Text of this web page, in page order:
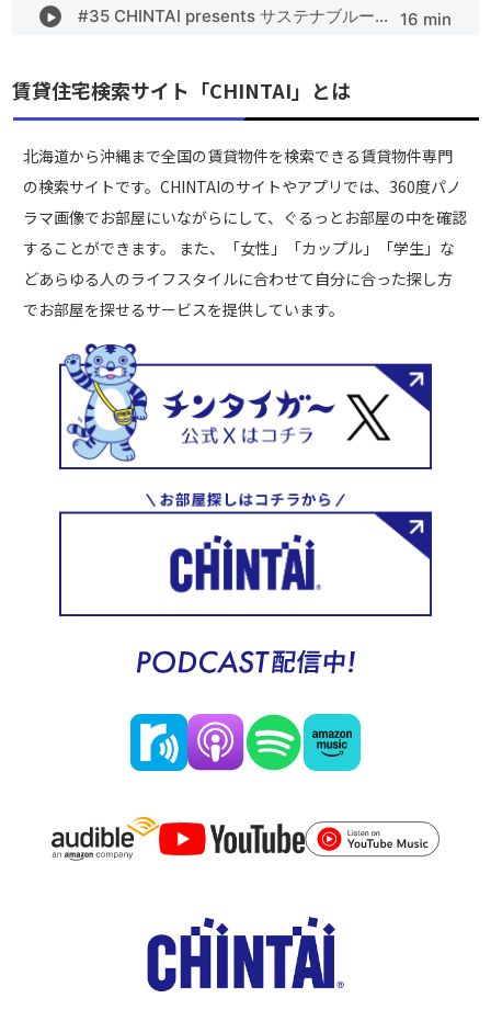
賃貸住宅検索サイト「CHINTAI」とは
北海道から沖縄まで全国の賃貸物件を検索できる賃貸物件専門
の検索サイトです。CHINTAIのサイトやアプリでは、360度パノ
ラマ画像でお部屋にいながらにして、ぐるっとお部屋の中を確認
することができます。 また、「女性」「カップル」「学生」な
どあらゆる人のライフスタイルに合わせて自分に合った探し方
でお部屋を探せるサービスを提供しています。